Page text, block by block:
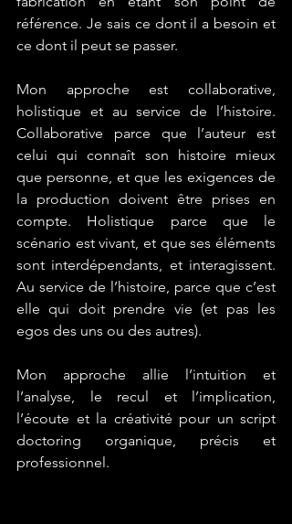
référence. Je sais ce dont il a besoin et
ce dont il peut se passer.
Mon approche est collaborative,
holistique et au service de l’histoire.
Collaborative parce que l’auteur est
celui qui connaît son histoire mieux
que personne, et que les exigences de
la production doivent être prises en
compte. Holistique parce que le
scénario est vivant, et que ses éléments
sont interdépendants, et interagissent.
Au service de l’histoire, parce que c’est
elle qui doit prendre vie (et pas les
egos des uns ou des autres).
Mon approche allie l’intuition et
l’analyse, le recul et l’implication,
l’écoute et la créativité pour un script
doctoring organique, précis et
professionnel.